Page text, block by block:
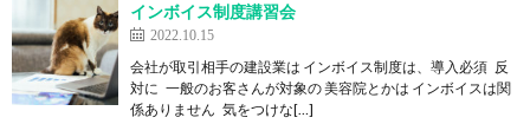
インボイス制度講習会
2022.10.15
会社が取引相手の建設業は インボイス制度は、導入必須 反
対に 一般のお客さんが対象の 美容院とかは インボイスは関
係ありません 気をつけな[…]